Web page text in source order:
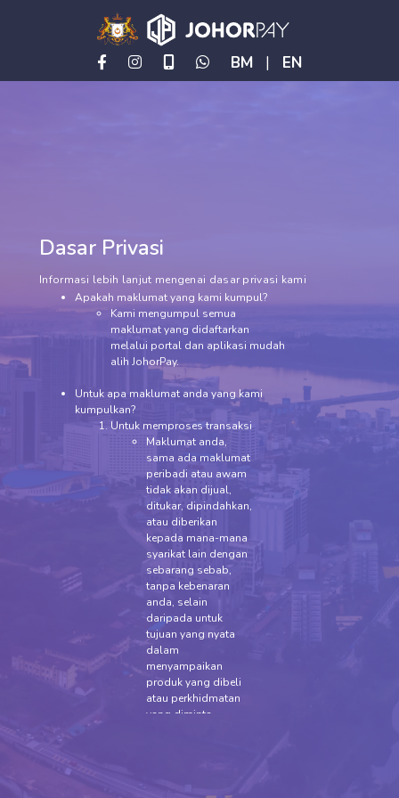
BM | EN
Dasar Privasi
Informasi lebih lanjut mengenai dasar privasi kami
Apakah maklumat yang kami kumpul?
Kami mengumpul semua
maklumat yang didaftarkan
melalui portal dan aplikasi mudah
alih JohorPay.
Untuk apa maklumat anda yang kami
kumpulkan?
Untuk memproses transaksi
Maklumat anda,
sama ada maklumat
peribadi atau awam
tidak akan dijual,
ditukar, dipindahkan,
atau diberikan
kepada mana-mana
syarikat lain dengan
sebarang sebab,
tanpa kebenaran
anda, selain
daripada untuk
tujuan yang nyata
dalam
menyampaikan
produk yang dibeli
atau perkhidmatan
yang diminta.
membantu kami